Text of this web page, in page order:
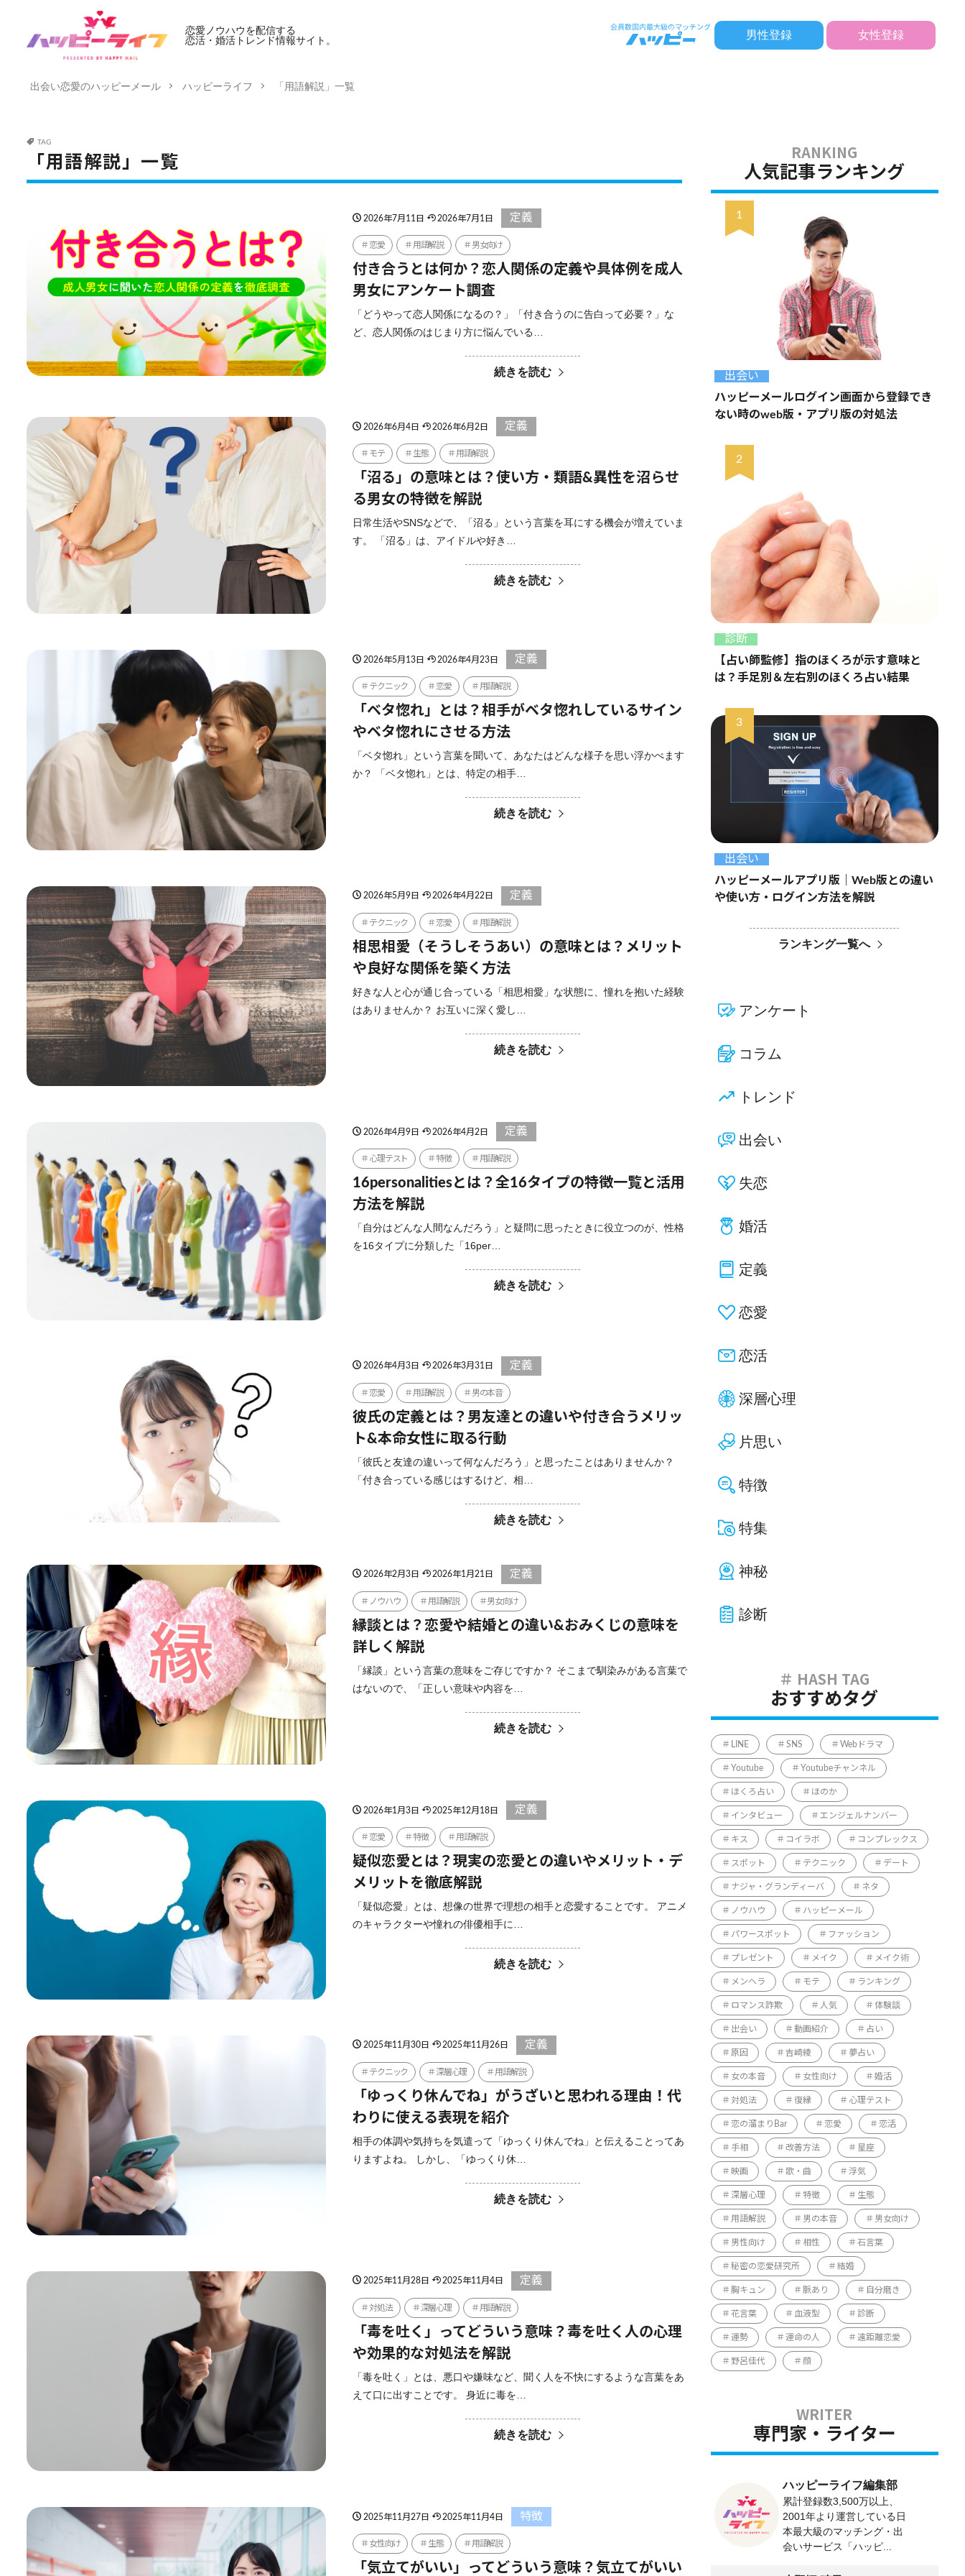
恋愛ノウハウを配信する
恋活・婚活トレンド情報サイト。
男性登録 女性登録
出会い恋愛のハッピーメール ハッピーライフ 「用語解説」一覧
TAG
「用語解説」一覧
2026年7月11日 2026年7月1日 定義
恋愛 用語解説 男女向け
付き合うとは何か？恋人関係の定義や具体例を成人
男女にアンケート調査
「どうやって恋人関係になるの？」「付き合うのに告白って必要？」な
ど、恋人関係のはじまり方に悩んでいる…
続きを読む
2026年6月4日 2026年6月2日 定義
モテ 生態 用語解説
「沼る」の意味とは？使い方・類語&異性を沼らせ
る男女の特徴を解説
日常生活やSNSなどで、「沼る」という言葉を耳にする機会が増えていま
す。 「沼る」は、アイドルや好き…
続きを読む
2026年5月13日 2026年4月23日 定義
テクニック 恋愛 用語解説
「ベタ惚れ」とは？相手がベタ惚れしているサイン
やベタ惚れにさせる方法
「ベタ惚れ」という言葉を聞いて、あなたはどんな様子を思い浮かべます
か？ 「ベタ惚れ」とは、特定の相手…
続きを読む
2026年5月9日 2026年4月22日 定義
テクニック 恋愛 用語解説
相思相愛（そうしそうあい）の意味とは？メリット
や良好な関係を築く方法
好きな人と心が通じ合っている「相思相愛」な状態に、憧れを抱いた経験
はありませんか？ お互いに深く愛し…
続きを読む
2026年4月9日 2026年4月2日 定義
心理テスト 特徴 用語解説
16personalitiesとは？全16タイプの特徴一覧と活用
方法を解説
「自分はどんな人間なんだろう」と疑問に思ったときに役立つのが、性格
を16タイプに分類した「16per…
続きを読む
2026年4月3日 2026年3月31日 定義
恋愛 用語解説 男の本音
彼氏の定義とは？男友達との違いや付き合うメリッ
ト&本命女性に取る行動
「彼氏と友達の違いって何なんだろう」と思ったことはありませんか？
「付き合っている感じはするけど、相…
続きを読む
2026年2月3日 2026年1月21日 定義
ノウハウ 用語解説 男女向け
縁談とは？恋愛や結婚との違い&おみくじの意味を
詳しく解説
「縁談」という言葉の意味をご存じですか？ そこまで馴染みがある言葉で
はないので、「正しい意味や内容を…
続きを読む
2026年1月3日 2025年12月18日 定義
恋愛 特徴 用語解説
疑似恋愛とは？現実の恋愛との違いやメリット・デ
メリットを徹底解説
「疑似恋愛」とは、想像の世界で理想の相手と恋愛することです。 アニメ
のキャラクターや憧れの俳優相手に…
続きを読む
2025年11月30日 2025年11月26日 定義
テクニック 深層心理 用語解説
「ゆっくり休んでね」がうざいと思われる理由！代
わりに使える表現を紹介
相手の体調や気持ちを気遣って「ゆっくり休んでね」と伝えることってあ
りますよね。 しかし、「ゆっくり休…
続きを読む
2025年11月28日 2025年11月4日 定義
対処法 深層心理 用語解説
「毒を吐く」ってどういう意味？毒を吐く人の心理
や効果的な対処法を解説
「毒を吐く」とは、悪口や嫌味など、聞く人を不快にするような言葉をあ
えて口に出すことです。 身近に毒を…
続きを読む
2025年11月27日 2025年11月4日 特徴
女性向け 生態 用語解説
「気立てがいい」ってどういう意味？気立てがいい
人気記事ランキング
出会い
ハッピーメールログイン画面から登録でき
ない時のweb版・アプリ版の対処法
診断
【占い師監修】指のほくろが示す意味と
は？手足別＆左右別のほくろ占い結果
出会い
ハッピーメールアプリ版｜Web版との違い
や使い方・ログイン方法を解説
ランキング一覧へ
アンケート
コラム
トレンド
出会い
失恋
婚活
定義
恋愛
恋活
深層心理
片思い
特徴
特集
神秘
診断
おすすめタグ
LINE SNS Webドラマ
Youtube Youtubeチャンネル
ほくろ占い ほのか
インタビュー エンジェルナンバー
キス コイラボ コンプレックス
スポット テクニック デート
ナジャ・グランディーバ ネタ
ノウハウ ハッピーメール
パワースポット ファッション
プレゼント メイク メイク術
メンヘラ モテ ランキング
ロマンス詐欺 人気 体験談
出会い 動画紹介 占い
原因 吉崎綾 夢占い
女の本音 女性向け 婚活
対処法 復縁 心理テスト
恋の溜まりBar 恋愛 恋活
手相 改善方法 星座
映画 歌・曲 浮気
深層心理 特徴 生態
用語解説 男の本音 男女向け
男性向け 相性 石言葉
秘密の恋愛研究所 結婚
胸キュン 脈あり 自分磨き
花言葉 血液型 診断
運勢 運命の人 遠距離恋愛
野呂佳代 顔
専門家・ライター
ハッピーライフ編集部
累計登録数3,500万以上、
2001年より運営している日
本最大級のマッチング・出
会いサービス「ハッピ...